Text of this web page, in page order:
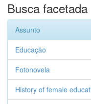
Busca facetada
Assunto
Educação
Fotonovela
History of female